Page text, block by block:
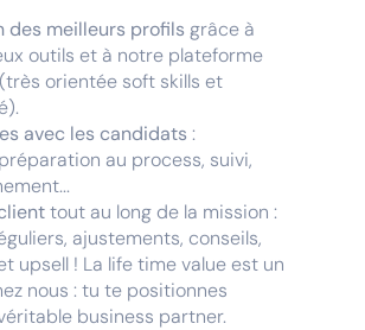
des meilleurs profils grâce à
outils et à notre plateforme
orientée soft skills et
avec les candidats :
au process, suivi,
tout au long de la mission :
ajustements, conseils,
upsell ! La life time value est un
nous : tu te positionnes
business partner.